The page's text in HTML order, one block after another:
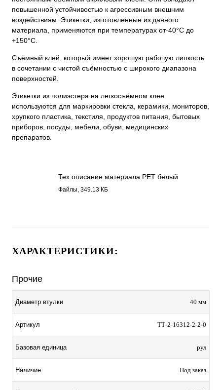
повышенной устойчивостью к агрессивным внешним
воздействиям. Этикетки, изготовленные из данного
материала, применяются при температурах от-40°С до
+150°С.
Съёмный клей, который имеет хорошую рабочую липкость
в сочетании с чистой съёмностью с широкого диапазона
поверхностей.
Этикетки из полиэстера на легкосъёмном клее
используются для маркировки стекла, керамики, мониторов,
хрупкого пластика, текстиля, продуктов питания, бытовых
приборов, посуды, мебели, обуви, медицинских
препаратов.
Тех описание материала PET белый
легкосъемный клей 16312.pdf
Файлы, 349.13 КБ
ХАРАКТЕРИСТИКИ:
Прочие
Диаметр втулки 40 мм
Артикул ТТ-2-16312-2-2-0
Базовая единица рул
Наличие Под заказ